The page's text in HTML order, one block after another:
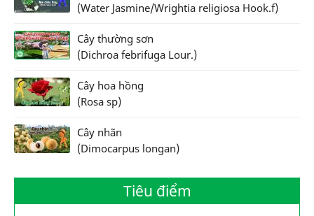
(Water Jasmine/Wrightia religiosa Hook.f)
Cây thường sơn
(Dichroa febrifuga Lour.)
Cây hoa hồng
(Rosa sp)
Cây nhãn
(Dimocarpus longan)
Tiêu điểm